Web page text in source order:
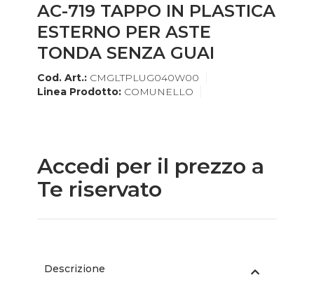
AC-719 TAPPO IN PLASTICA
ESTERNO PER ASTE
TONDA SENZA GUAI
Cod. Art.: CMGLTPLUG040W00
Linea Prodotto: COMUNELLO
Accedi per il prezzo a
Te riservato
Descrizione